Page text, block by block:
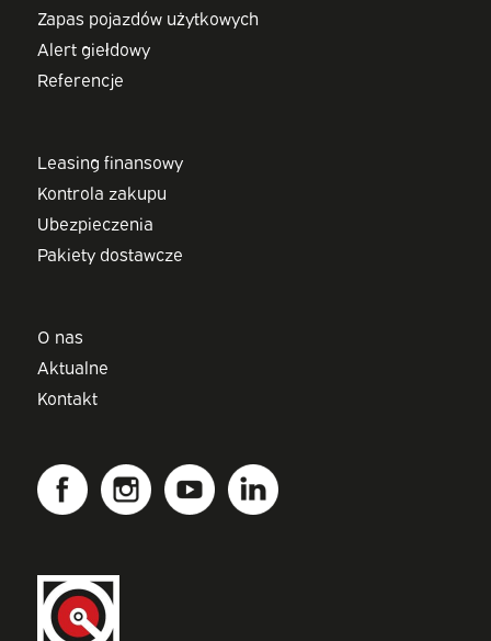
Zapas pojazdów użytkowych
Alert giełdowy
Referencje
Leasing finansowy
Kontrola zakupu
Ubezpieczenia
Pakiety dostawcze
O nas
Aktualne
Kontakt